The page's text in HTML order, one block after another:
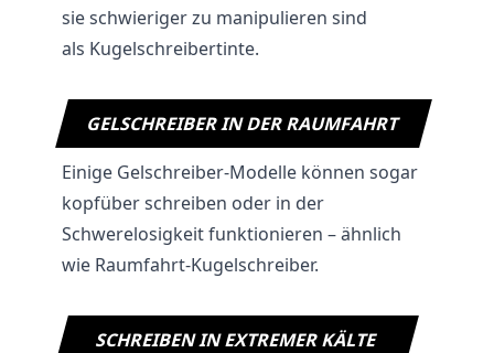
sie schwieriger zu manipulieren sind
als Kugelschreibertinte.
GELSCHREIBER IN DER RAUMFAHRT
Einige Gelschreiber-Modelle können sogar
kopfüber schreiben oder in der
Schwerelosigkeit funktionieren – ähnlich
wie Raumfahrt-Kugelschreiber.
SCHREIBEN IN EXTREMER KÄLTE